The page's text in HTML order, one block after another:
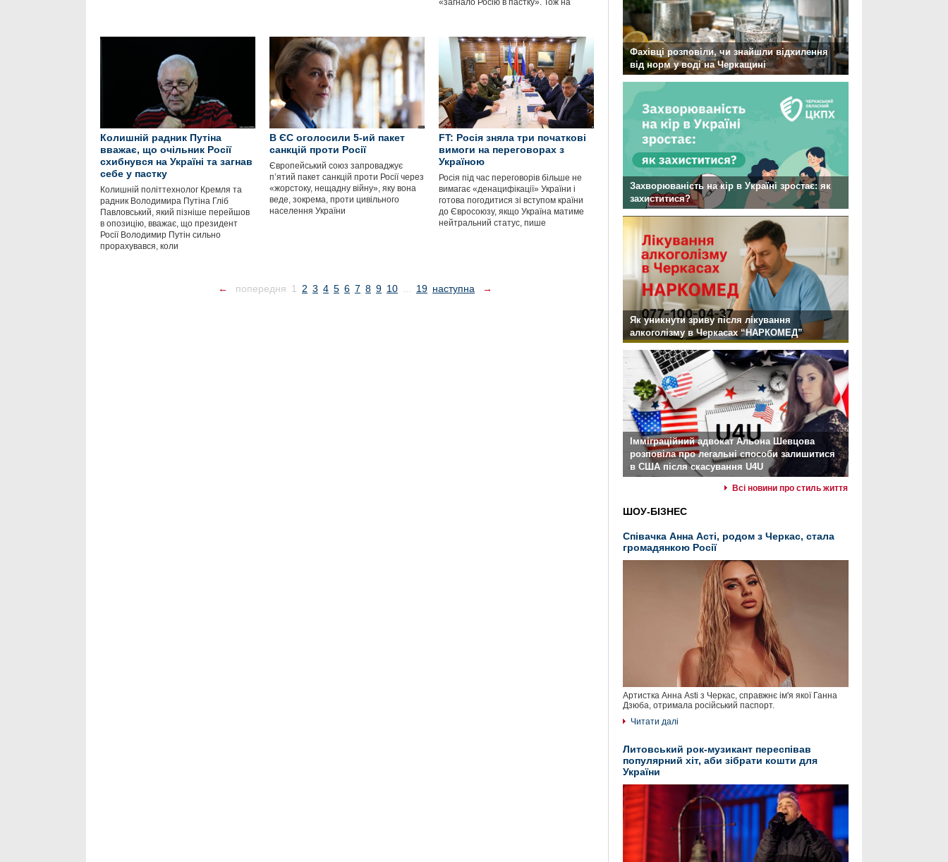
«загнало Росію в пастку». Тож на
Колишній радник Путіна
вважає, що очільник Росії
схибнувся на Україні та загнав
себе у пастку
Колишній політтехнолог Кремля та
радник Володимира Путіна Гліб
Павловський, який пізніше перейшов
в опозицію, вважає, що президент
Росії Володимир Путін сильно
прорахувався, коли
В ЄС оголосили 5-ий пакет
санкцій проти Росії
Європейський союз запроваджує
п’ятий пакет санкцій проти Росії через
«жорстоку, нещадну війну», яку вона
веде, зокрема, проти цивільного
населення України
FT: Росія зняла три початкові
вимоги на переговорах з
Україною
Росія під час переговорів більше не
вимагає «денацифікації» України і
готова погодитися зі вступом країни
до Євросоюзу, якщо Україна матиме
нейтральний статус, пише
← попередня 1 2 3 4 5 6 7 8 9 10 19 наступна →
Фахівці розповіли, чи знайшли відхилення
від норм у воді на Черкащині
Захворюваність на кір в Україні зростає: як
захиститися?
Як уникнути зриву після лікування
алкоголізму в Черкасах “НАРКОМЕД”
Імміграційний адвокат Альона Шевцова
розповіла про легальні способи залишитися
в США після скасування U4U
Всі новини про стиль життя
ШОУ-БІЗНЕС
Співачка Анна Асті, родом з Черкас, стала
громадянкою Росії
Артистка Анна Asti з Черкас, справжнє ім'я якої Ганна
Дзюба, отримала російський паспорт.
Читати далі
Литовський рок-музикант переспівав
популярний хіт, аби зібрати кошти для
України